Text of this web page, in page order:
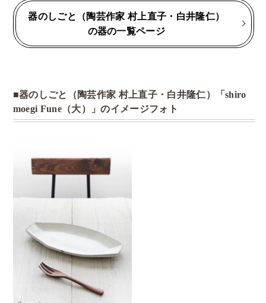
器のしごと（陶芸作家 村上直子・白井隆仁）
の器の一覧ページ
器のしごと（陶芸作家 村上直子・白井隆仁）「shiro
moegi Fune（大）」のイメージフォト